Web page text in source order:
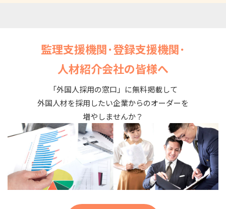
監理支援機関･登録支援機関･
人材紹介会社の皆様へ
「外国人採用の窓口」に無料掲載して
外国人材を採用したい企業からのオーダーを
増やしませんか？